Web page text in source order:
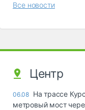
Все новости
Центр
06.08 На трассе
метровый мост